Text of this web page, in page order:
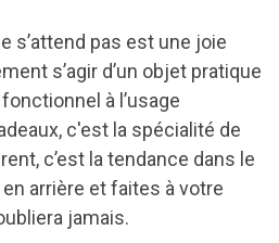
s’attend pas est une joie
s’agir d’un objet pratique
à l’usage
c'est la spécialité de
c’est la tendance dans le
arrière et faites à votre
jamais.